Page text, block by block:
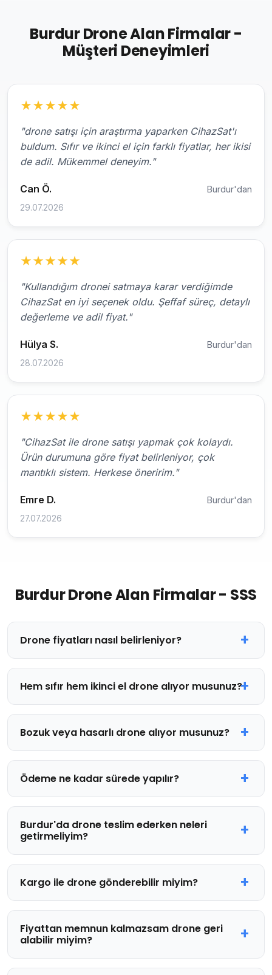
Burdur Drone Alan Firmalar -
Müşteri Deneyimleri
★★★★★
"drone satışı için araştırma yaparken CihazSat'ı
buldum. Sıfır ve ikinci el için farklı fiyatlar, her ikisi
de adil. Mükemmel deneyim."
Can Ö. Burdur'dan
29.07.2026
★★★★★
"Kullandığım dronei satmaya karar verdiğimde
CihazSat en iyi seçenek oldu. Şeffaf süreç, detaylı
değerleme ve adil fiyat."
Hülya S. Burdur'dan
28.07.2026
★★★★★
"CihazSat ile drone satışı yapmak çok kolaydı.
Ürün durumuna göre fiyat belirleniyor, çok
mantıklı sistem. Herkese öneririm."
Emre D. Burdur'dan
27.07.2026
Burdur Drone Alan Firmalar - SSS
Drone fiyatları nasıl belirleniyor?
Hem sıfır hem ikinci el drone alıyor musunuz?
Bozuk veya hasarlı drone alıyor musunuz?
Ödeme ne kadar sürede yapılır?
Burdur'da drone teslim ederken neleri
getirmeliyim?
Kargo ile drone gönderebilir miyim?
Fiyattan memnun kalmazsam drone geri
alabilir miyim?